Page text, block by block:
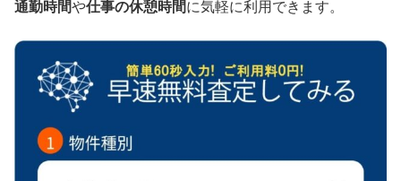
通勤時間や仕事の休憩時間に気軽に利用できます。